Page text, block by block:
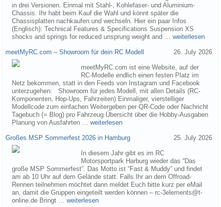
in drei Versionen. Einmal mit Stahl-, Kohlefaser- und Aluminium-
Chassis. Ihr habt beim Kauf die Wahl und könnt später die
Chassisplatten nachkaufen und wechseln. Hier ein paar Infos
(Englisch): Technical Features & Specifications Suspension XS
shocks and springs for reduced unsprung weight and … weiterlesen
meetMyRC.com – Showroom für dein RC Modell 26. July 2026
meetMyRC.com ist eine Website, auf der
RC-Modelle endlich einen festen Platz im
Netz bekommen, statt in den Feeds von Instagram und Facebook
unterzugehen: Showroom für jedes Modell, mit allen Details (RC-
Komponenten, Hop-Ups, Fahrzeiten) Einmaliger, vierstelliger
Modellcode zum einfachen Weitergeben per QR-Code oder Nachricht
Tagebuch (= Blog) pro Fahrzeug Übersicht über die Hobby-Ausgaben
Planung von Ausfahrten … weiterlesen
Großes MSP Sommerfest 2026 in Hamburg 25. July 2026
In diesem Jahr gibt es im RC
Motorsportpark Harburg wieder das “Das
große MSP Sommerfest”. Das Motto ist “Fast & Muddy” und findet
am ab 10 Uhr auf dem Gelände statt. Falls Ihr an dem Offroad-
Rennen teilnehmen möchtet dann meldet Euch bitte kurz per eMail
an, damit die Gruppen eingeteilt werden können – rc-3elements@t-
online.de Bringt … weiterlesen